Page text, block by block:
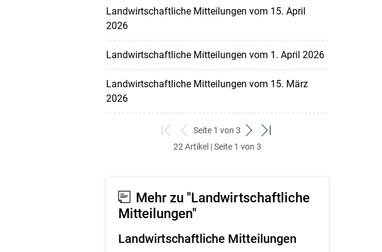
Landwirtschaftliche Mitteilungen vom 15. April
2026
Landwirtschaftliche Mitteilungen vom 1. April 2026
Landwirtschaftliche Mitteilungen vom 15. März
2026
zum
ersten
zurück
zum
Seite 1 von 3
weiter
zum
zum
22 Artikel | Seite 1 von 3
Mehr zu "Landwirtschaftliche
Mitteilungen"
Landwirtschaftliche Mitteilungen